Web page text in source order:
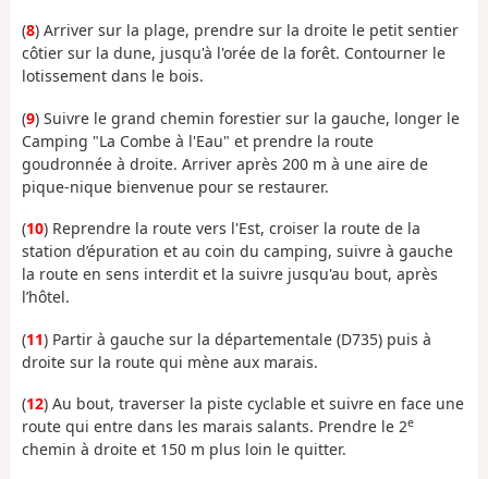
(8) Arriver sur la plage, prendre sur la droite le petit sentier
côtier sur la dune, jusqu'à l'orée de la forêt. Contourner le
lotissement dans le bois.
(9) Suivre le grand chemin forestier sur la gauche, longer le
Camping "La Combe à l'Eau" et prendre la route
goudronnée à droite. Arriver après 200 m à une aire de
pique-nique bienvenue pour se restaurer.
(10) Reprendre la route vers l'Est, croiser la route de la
station d’épuration et au coin du camping, suivre à gauche
la route en sens interdit et la suivre jusqu'au bout, après
l’hôtel.
(11) Partir à gauche sur la départementale (D735) puis à
droite sur la route qui mène aux marais.
(12) Au bout, traverser la piste cyclable et suivre en face une
route qui entre dans les marais salants. Prendre le 2e
chemin à droite et 150 m plus loin le quitter.